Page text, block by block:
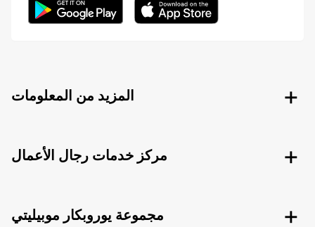
المزيد من المعلومات
مركز خدمات رجال الأعمال
مجموعة يوروبكار موبيليتي